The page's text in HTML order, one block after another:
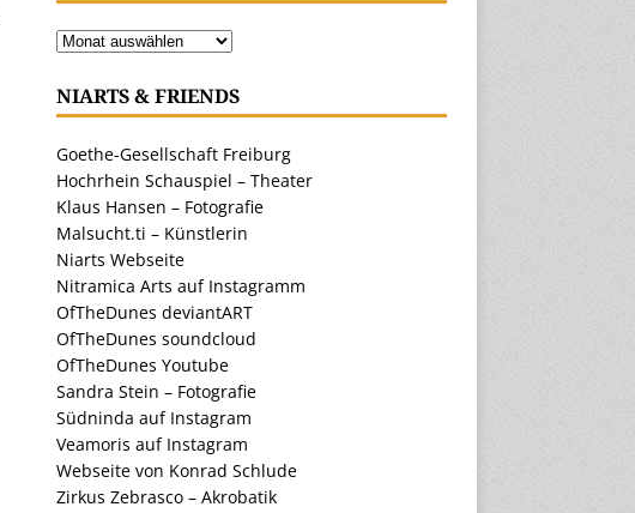
NIARTS & FRIENDS
Goethe-Gesellschaft Freiburg
Hochrhein Schauspiel – Theater
Klaus Hansen – Fotografie
Malsucht.ti – Künstlerin
Niarts Webseite
Nitramica Arts auf Instagramm
OfTheDunes deviantART
OfTheDunes soundcloud
OfTheDunes Youtube
Sandra Stein – Fotografie
Südninda auf Instagram
Veamoris auf Instagram
Webseite von Konrad Schlude
Zirkus Zebrasco – Akrobatik